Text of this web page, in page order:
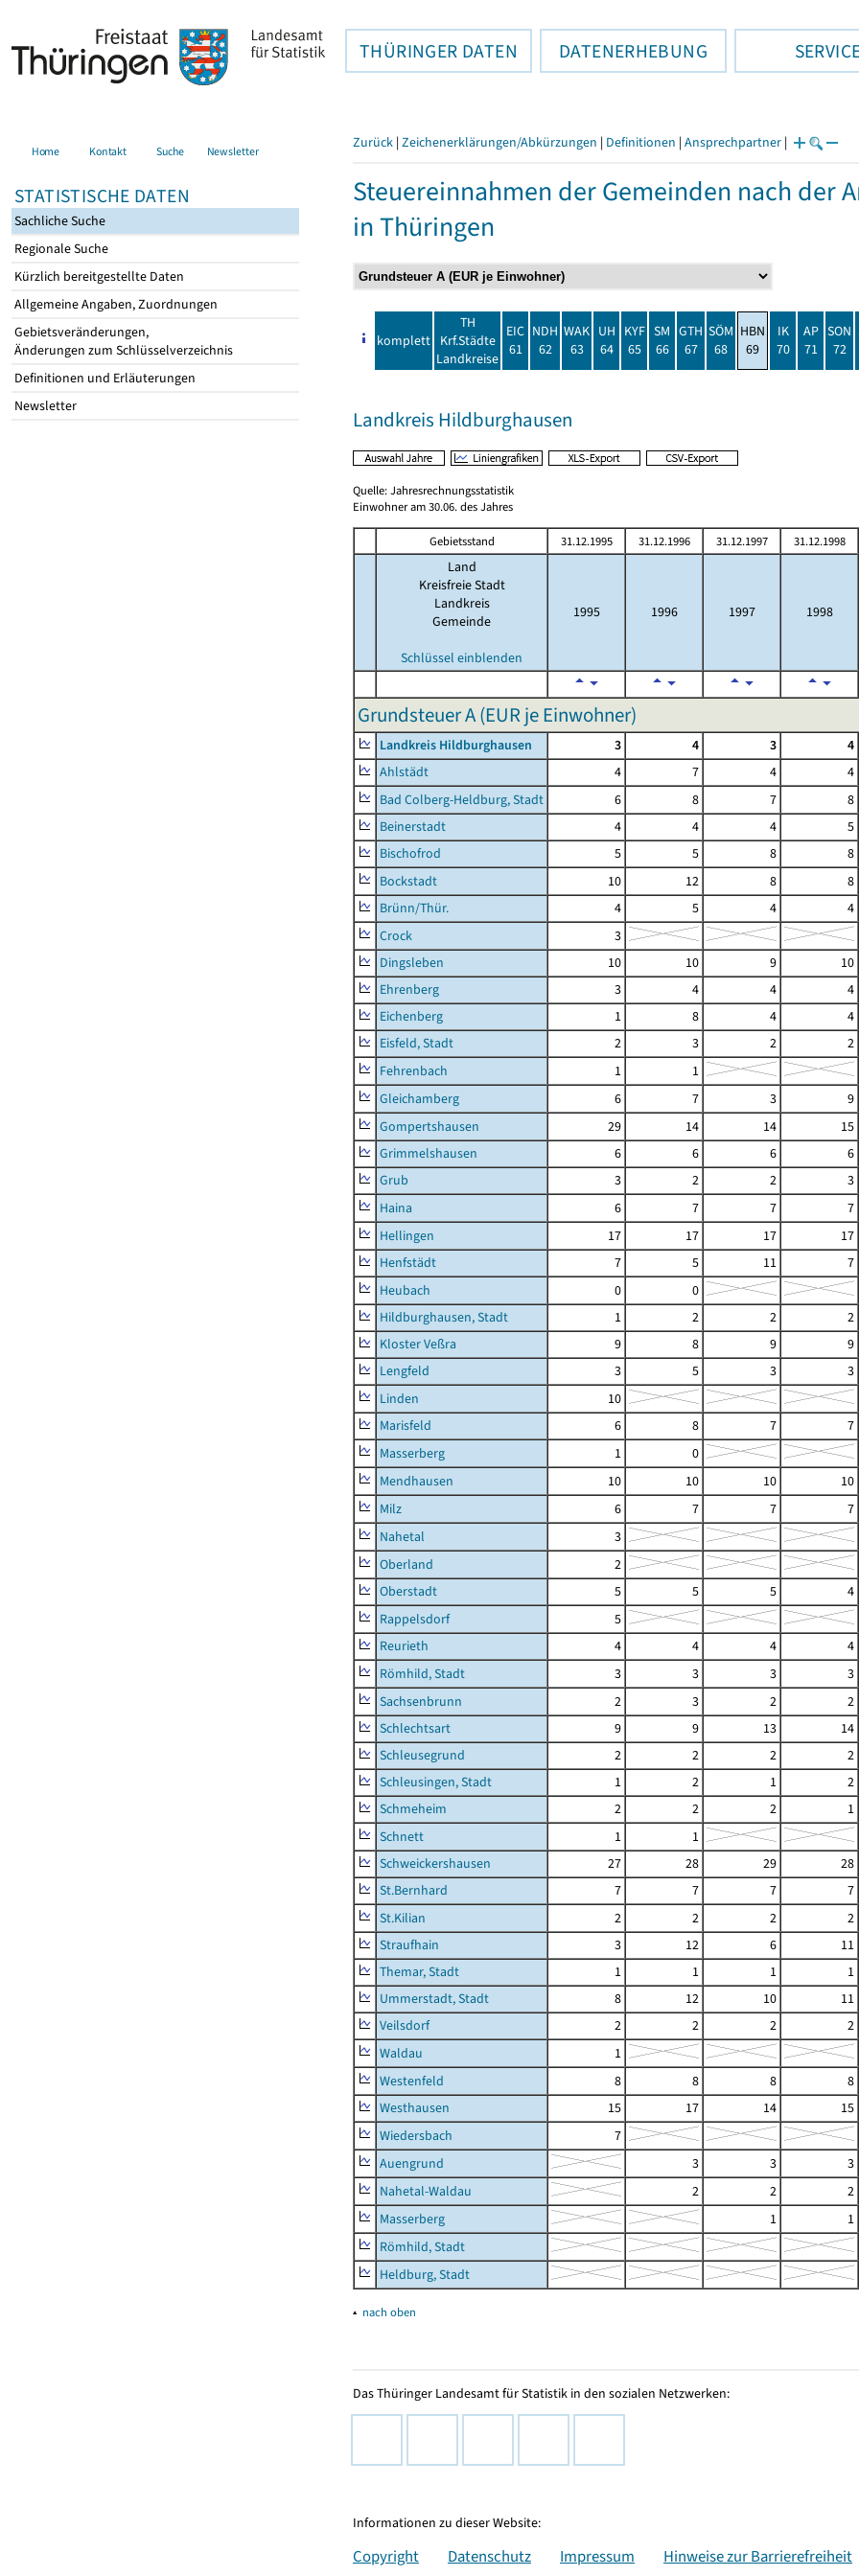
THÜRINGER DATEN DATENERHEBUNG
Home Kontakt Suche Newsletter
STATISTISCHE DATEN
Sachliche Suche
Regionale Suche
Kürzlich bereitgestellte Daten
Allgemeine Angaben, Zuordnungen
Gebietsveränderungen,
Änderungen zum Schlüsselverzeichnis
Definitionen und Erläuterungen
Newsletter
Zurück | Zeichenerklärungen/Abkürzungen | Definitionen | Ansprechpartner |
Steuereinnahmen der Gemeinden nach der
in Thüringen
komplett
TH
Krf.Städte
Landkreise
EIC
61
NDH
62
WAK
63
UH
64
KYF
65
SM
66
GTH
67
SÖM
68
HBN
69
IK
70
AP
71
SON
72
Landkreis Hildburghausen
Quelle: Jahresrechnungsstatistik
Einwohner am 30.06. des Jahres
Gebietsstand 31.12.1995 31.12.1996 31.12.1997 31.12.1998
Land
Kreisfreie Stadt
Landkreis
Gemeinde
Schlüssel einblenden
1995 1996 1997 1998
Grundsteuer A (EUR je Einwohner)
Landkreis Hildburghausen 3 4 3 4
Ahlstädt
4 7 4 4
Bad Colberg-Heldburg, Stadt
6 8 7 8
Beinerstadt
4 4 4 5
Bischofrod
5 5 8 8
Bockstadt
10 12 8 8
Brünn/Thür.
4 5 4 4
Crock
3
Dingsleben
10 10 9 10
Ehrenberg
3 4 4 4
Eichenberg
1 8 4 4
Eisfeld, Stadt
2 3 2 2
Fehrenbach
1
1
Gleichamberg
6 7 3 9
Gompertshausen
29 14 14 15
Grimmelshausen
6 6 6 6
Grub
3 2 2 3
Haina
6 7 7 7
Hellingen
17 17 17 17
Henfstädt
7 5 11 7
Heubach
0
0
Hildburghausen, Stadt
1 2 2 2
Kloster Veßra
9 8 9 9
Lengfeld
3 5 3 3
Linden
10
Marisfeld
6 8 7 7
Masserberg
1
0
Mendhausen
10 10 10 10
Milz
6 7 7 7
Nahetal
3
Oberland
2
Oberstadt
5 5 5 4
Rappelsdorf
5
Reurieth
4 4 4 4
Römhild, Stadt
3 3 3 3
Sachsenbrunn
2 3 2 2
Schlechtsart
9 9 13 14
Schleusegrund
2 2 2 2
Schleusingen, Stadt
1 2 1 2
Schmeheim
2 2 2 1
Schnett
1
1
Schweickershausen
27 28 29 28
St.Bernhard
7 7 7 7
St.Kilian
2 2 2 2
Straufhain
3 12 6 11
Themar, Stadt
1 1 1 1
Ummerstadt, Stadt
8 12 10 11
Veilsdorf
2 2 2 2
Waldau
1
Westenfeld
8 8 8 8
Westhausen
15 17 14 15
Wiedersbach
7
Auengrund
3 3 3
Nahetal-Waldau
2 2 2
Masserberg
1 1
Römhild, Stadt
Heldburg, Stadt
▴ nach oben
Das Thüringer Landesamt für Statistik in den sozialen Netzwerken:
Informationen zu dieser Website:
Copyright Datenschutz Impressum Hinweise zur Barrierefreiheit